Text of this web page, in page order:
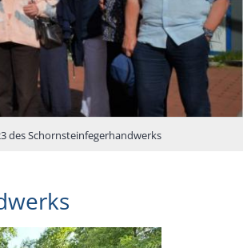
des Schornsteinfegerhandwerks